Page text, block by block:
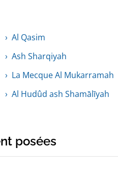
Al Qasim
Ash Sharqiyah
La Mecque Al Mukarramah
Al Hudûd ash Shamālīyah
posées